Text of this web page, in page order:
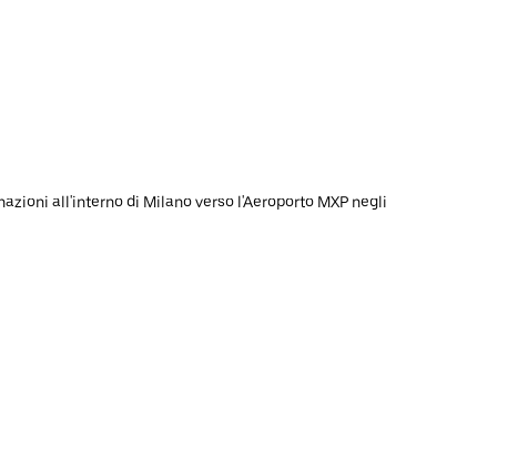
all'interno di Milano verso l'Aeroporto MXP negli